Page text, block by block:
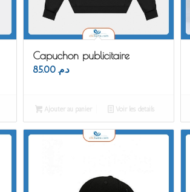
Capuchon publicitaire
د.م. 85.00
Ajouter au panier Voir les détails